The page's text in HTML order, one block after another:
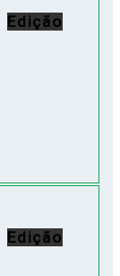
Edição
Edição